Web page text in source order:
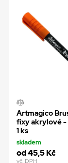
Artmagico
fixy akrylové -
1 ks
skladem
od 45,5 Kč
vč. DPH